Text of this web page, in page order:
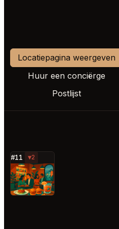
Locatiepagina weergeven
Huur een conciërge
Postlijst
#11 ▼2
⭐